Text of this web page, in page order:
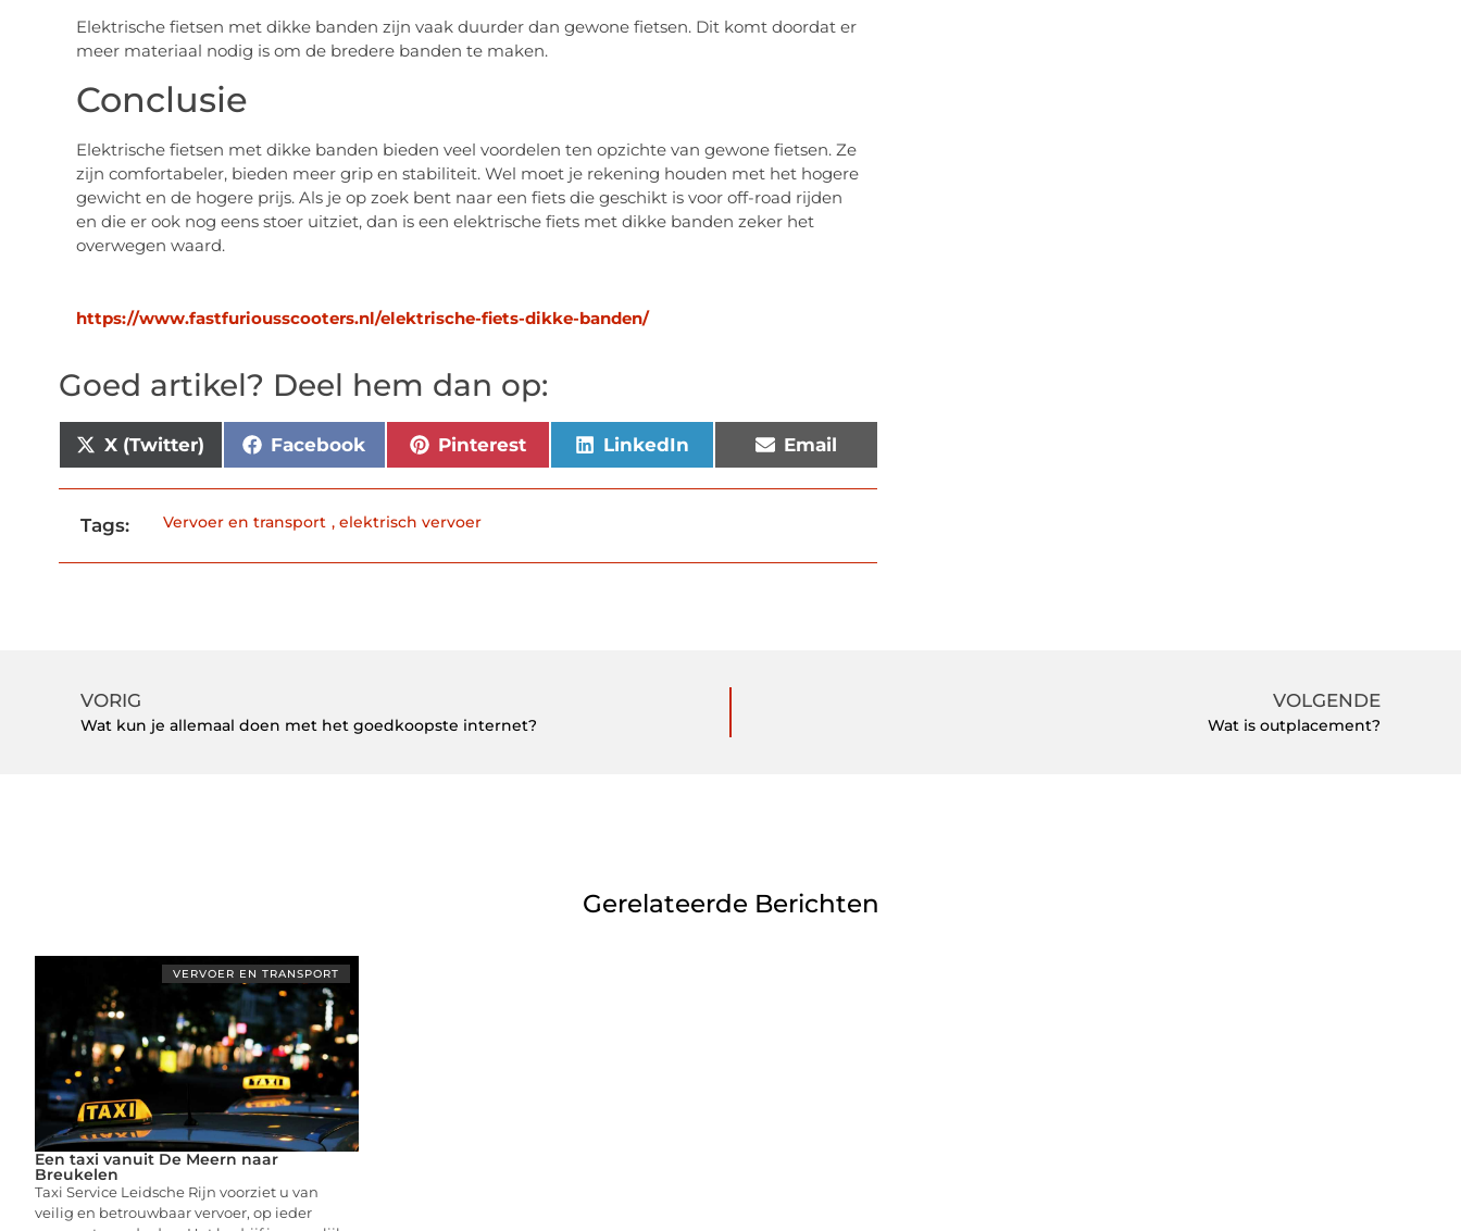
Elektrische fietsen met dikke banden zijn vaak duurder dan gewone fietsen. Dit komt doordat er
meer materiaal nodig is om de bredere banden te maken.
Conclusie
Elektrische fietsen met dikke banden bieden veel voordelen ten opzichte van gewone fietsen. Ze
zijn comfortabeler, bieden meer grip en stabiliteit. Wel moet je rekening houden met het hogere
gewicht en de hogere prijs. Als je op zoek bent naar een fiets die geschikt is voor off-road rijden
en die er ook nog eens stoer uitziet, dan is een elektrische fiets met dikke banden zeker het
overwegen waard.
https://www.fastfuriousscooters.nl/elektrische-fiets-dikke-banden/
Goed artikel? Deel hem dan op:
X (Twitter) Facebook Pinterest LinkedIn Email
Tags: Vervoer en transport ,elektrisch vervoer
VORIG
Wat kun je allemaal doen met het goedkoopste internet?
VOLGENDE
Wat is outplacement?
Gerelateerde Berichten
VERVOER EN TRANSPORT
Een taxi vanuit De Meern naar
Breukelen
Taxi Service Leidsche Rijn voorziet u van
veilig en betrouwbaar vervoer, op ieder